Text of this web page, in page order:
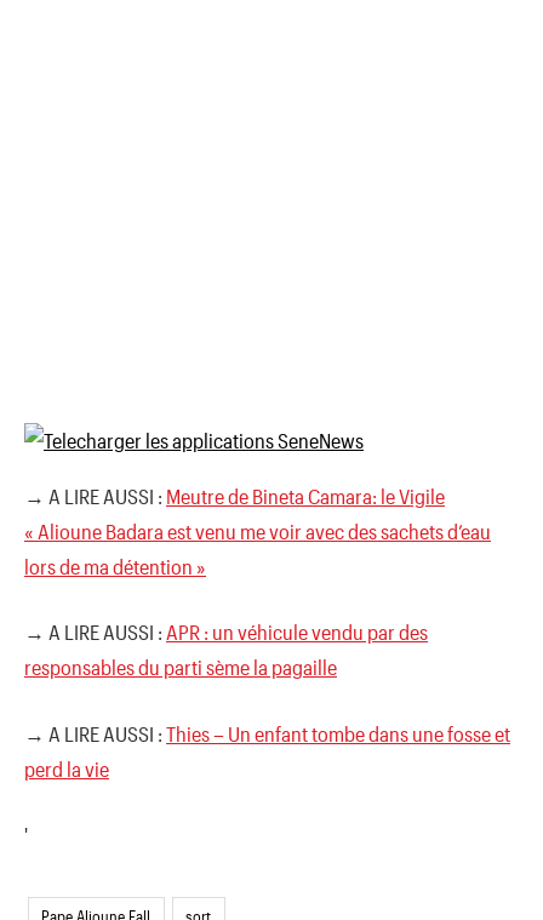
→ A LIRE AUSSI : Meutre de Bineta Camara: le Vigile
« Alioune Badara est venu me voir avec des sachets d’eau
lors de ma détention »
→ A LIRE AUSSI : APR : un véhicule vendu par des
responsables du parti sème la pagaille
→ A LIRE AUSSI : Thies – Un enfant tombe dans une fosse et
perd la vie
'